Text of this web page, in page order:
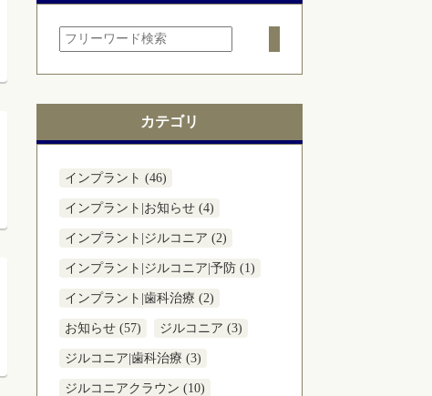
カテゴリ
インプラント (46)
インプラント|お知らせ (4)
インプラント|ジルコニア (2)
インプラント|ジルコニア|予防 (1)
インプラント|歯科治療 (2)
お知らせ (57) ジルコニア (3)
ジルコニア|歯科治療 (3)
ジルコニアクラウン (10)